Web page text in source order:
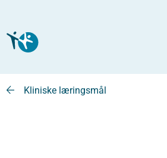
Kliniske læringsmål